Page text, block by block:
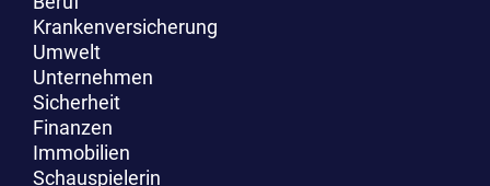
Krankenversicherung
Umwelt
Unternehmen
Sicherheit
Finanzen
Immobilien
Schauspielerin